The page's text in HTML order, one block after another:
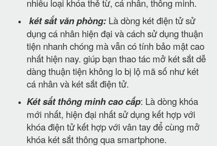
nhiều loại khóa thẻ từ, cá nhân, thông minh.
két sắt văn phòng: Là dòng két điện tử sử
dụng cá nhân hiện đại và cách sử dụng thuận
tiện nhanh chóng mà vẫn có tính bảo mật cao
nhất hiện nay. giúp bạn thao tác mở két sắt dễ
dàng thuận tiện không lo bị lộ mã số như két
cá nhân và két sắt điện tử.
Két sắt thông minh cao cấp: Là dòng khóa
mới nhất, hiện đại nhất sử dụng kết hợp với
khóa điện tử kết hợp với vân tay để cùng mở
khóa két sắt thông qua smartphone.